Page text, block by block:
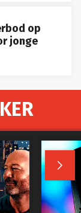
op
jonge
